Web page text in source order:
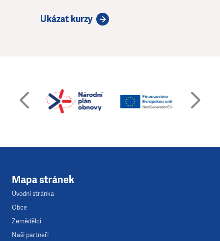
Ukázat kurzy
Mapa stránek
Úvodní stránka
Obce
Zemědělci
Naši partneři